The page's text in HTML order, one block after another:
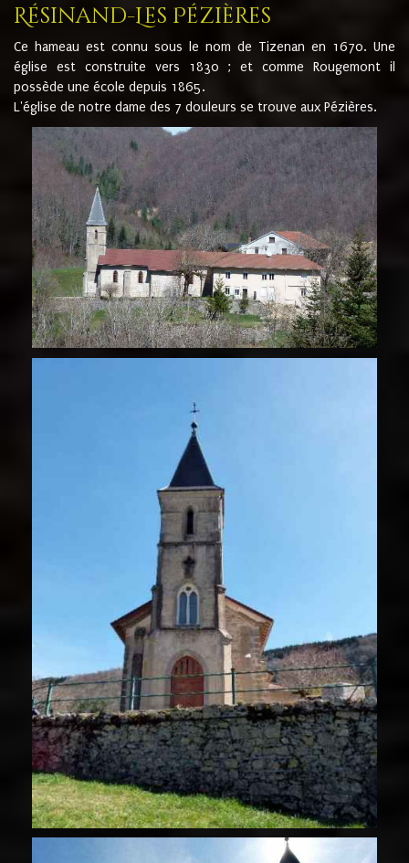
Résinand-Les Pézières
Ce hameau est connu sous le nom de Tizenan en 1670. Une
église est construite vers 1830 ; et comme Rougemont il
possède une école depuis 1865.
L'église de notre dame des 7 douleurs se trouve aux Pézières.